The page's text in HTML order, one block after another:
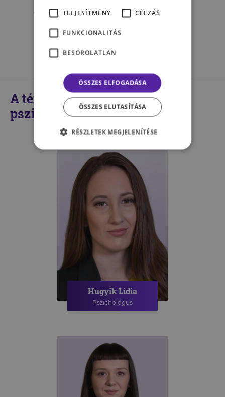
hatás
BUTI VERONIKA
A témában kompetens
pszichológusaink
Hugyik Lídia
Pszichológus
TANÁCSADÁS
TELJESÍTMÉNY
CÉLZÁS
FUNKCIONALITÁS
BESOROLATLAN
ÖSSZES ELFOGADÁSA
ÖSSZES ELUTASÍTÁSA
RÉSZLETEK MEGJELENÍTÉSE